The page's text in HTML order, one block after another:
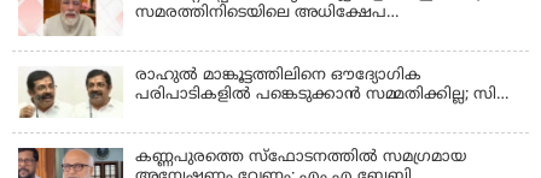
സമരത്തിനിടെയിലെ അധിക്ഷേപ
രാഹുല്‍ മാങ്കൂട്ടത്തിലിനെ ഔദ്യോഗിക
പരിപാടികളില്‍ പങ്കെടുക്കാന്‍ സമ്മതിക്കില്ല; സി
കണ്ണപുരത്തെ സ്‌ഫോടനത്തില്‍ സമഗ്രമായ